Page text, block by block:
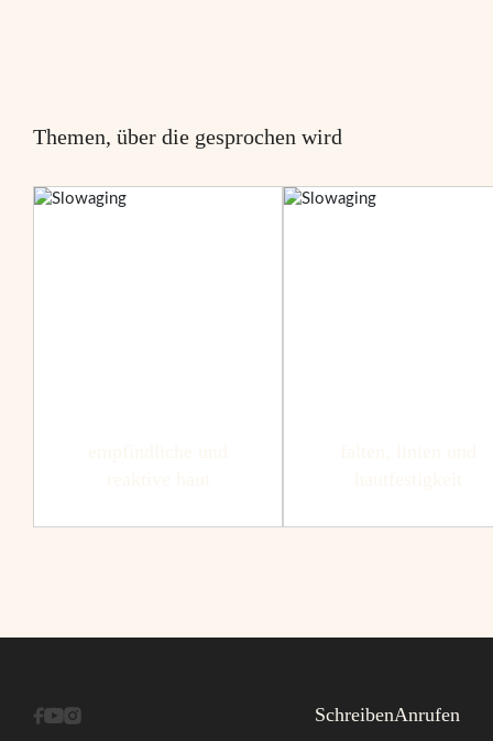
Themen, über die gesprochen wird
SchreibenAnrufen